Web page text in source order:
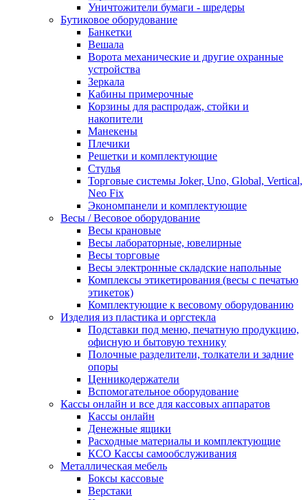
Уничтожители бумаги - шредеры
Бутиковое оборудование
Банкетки
Вешала
Ворота механические и другие охранные
устройства
Зеркала
Кабины примерочные
Корзины для распродаж, стойки и
накопители
Манекены
Плечики
Решетки и комплектующие
Стулья
Торговые системы Joker, Uno, Global, Vertical,
Neo Fix
Экономпанели и комплектующие
Весы / Весовое оборудование
Весы крановые
Весы лабораторные, ювелирные
Весы торговые
Весы электронные складские напольные
Комплексы этикетирования (весы с печатью
этикеток)
Комплектующие к весовому оборудованию
Изделия из пластика и оргстекла
Подставки под меню, печатную продукцию,
офисную и бытовую технику
Полочные разделители, толкатели и задние
опоры
Ценникодержатели
Вспомогательное оборудование
Кассы онлайн и все для кассовых аппаратов
Кассы онлайн
Денежные ящики
Расходные материалы и комплектующие
КСО Кассы самообслуживания
Металлическая мебель
Боксы кассовые
Верстаки